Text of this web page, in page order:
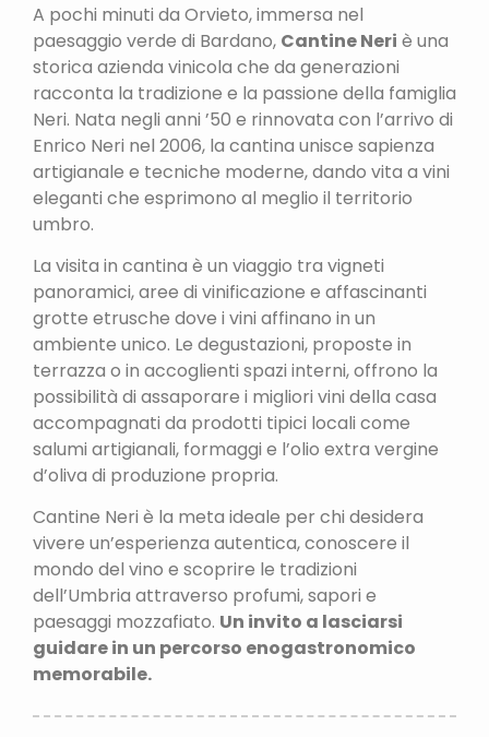
A pochi minuti da Orvieto, immersa nel
paesaggio verde di Bardano, Cantine Neri è una
storica azienda vinicola che da generazioni
racconta la tradizione e la passione della famiglia
Neri. Nata negli anni ’50 e rinnovata con l’arrivo di
Enrico Neri nel 2006, la cantina unisce sapienza
artigianale e tecniche moderne, dando vita a vini
eleganti che esprimono al meglio il territorio
umbro.
La visita in cantina è un viaggio tra vigneti
panoramici, aree di vinificazione e affascinanti
grotte etrusche dove i vini affinano in un
ambiente unico. Le degustazioni, proposte in
terrazza o in accoglienti spazi interni, offrono la
possibilità di assaporare i migliori vini della casa
accompagnati da prodotti tipici locali come
salumi artigianali, formaggi e l’olio extra vergine
d’oliva di produzione propria.
Cantine Neri è la meta ideale per chi desidera
vivere un’esperienza autentica, conoscere il
mondo del vino e scoprire le tradizioni
dell’Umbria attraverso profumi, sapori e
paesaggi mozzafiato. Un invito a lasciarsi
guidare in un percorso enogastronomico
memorabile.